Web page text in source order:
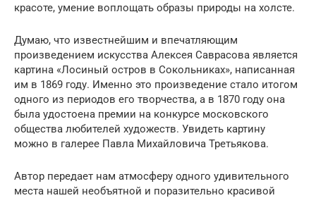
красоте, умение воплощать образы природы на холсте.
Думаю, что известнейшим и впечатляющим
произведением искусства Алексея Саврасова является
картина «Лосиный остров в Сокольниках», написанная
им в 1869 году. Именно это произведение стало итогом
одного из периодов его творчества, а в 1870 году она
была удостоена премии на конкурсе московского
общества любителей художеств. Увидеть картину
можно в галерее Павла Михайловича Третьякова.
Автор передает нам атмосферу одного удивительного
места нашей необъятной и поразительно красивой